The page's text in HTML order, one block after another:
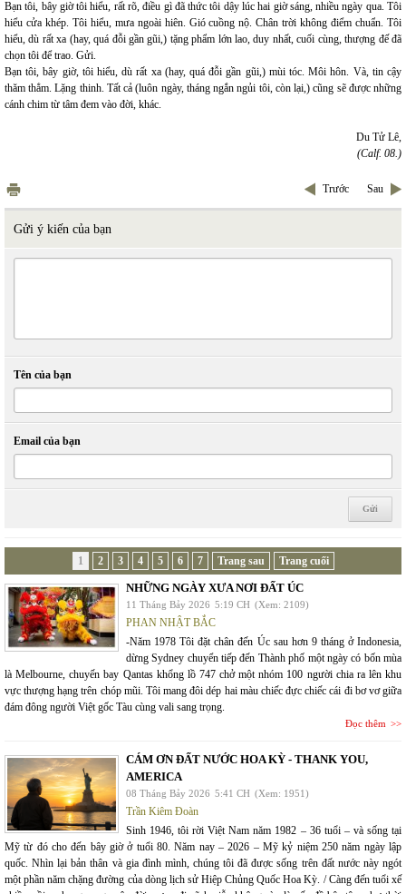
Bạn tôi, bây giờ tôi hiểu, rất rõ, điều gì đã thức tôi dậy lúc hai giờ sáng, nhiều ngày qua. Tôi
hiểu cửa khép. Tôi hiểu, mưa ngoài hiên. Gió cuồng nộ. Chân trời không điểm chuẩn. Tôi
hiểu, dù rất xa (hay, quá đỗi gần gũi,) tặng phẩm lớn lao, duy nhất, cuối cùng, thượng đế đã
chọn tôi để trao. Gửi.
Bạn tôi, bây giờ, tôi hiểu, dù rất xa (hay, quá đỗi gần gũi,) mùi tóc. Môi hôn. Và, tin cậy
thăm thẳm. Lặng thinh. Tất cả (luôn ngày, tháng ngắn ngủi tôi, còn lại,) cũng sẽ được những
cánh chim từ tâm đem vào đời, khác.
Du Tử Lê,
(Calf. 08.)
Trước Sau
Gửi ý kiến của bạn
Tên của bạn
Email của bạn
1 2 3 4 5 6 7 Trang sau Trang cuối
NHỮNG NGÀY XƯA NƠI ĐẤT ÚC
11 Tháng Bảy 2026 5:19 CH (Xem: 2109)
PHAN NHẬT BẮC
-Năm 1978 Tôi đặt chân đến Úc sau hơn 9 tháng ở Indonesia,
dừng Sydney chuyển tiếp đến Thành phố một ngày có bốn mùa
là Melbourne, chuyến bay Qantas khổng lồ 747 chở một nhóm 100 người chia ra lên khu
vực thượng hạng trên chóp mũi. Tôi mang đôi dép hai màu chiếc đực chiếc cái đi bơ vơ giữa
đám đông người Việt gốc Tàu cùng vali sang trọng.
Đọc thêm
CÁM ƠN ĐẤT NƯỚC HOA KỲ - THANK YOU,
AMERICA
08 Tháng Bảy 2026 5:41 CH (Xem: 1951)
Trần Kiêm Đoàn
Sinh 1946, tôi rời Việt Nam năm 1982 – 36 tuổi – và sống tại
Mỹ từ đó cho đến bây giờ ở tuổi 80. Năm nay – 2026 – Mỹ kỷ niệm 250 năm ngày lập
quốc. Nhìn lại bản thân và gia đình mình, chúng tôi đã được sống trên đất nước này ngót
một phần năm chặng đường của dòng lịch sử Hiệp Chủng Quốc Hoa Kỳ. / Càng đến tuổi xế